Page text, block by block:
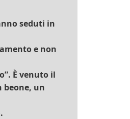
seduti in
e non
È venuto il
beone, un